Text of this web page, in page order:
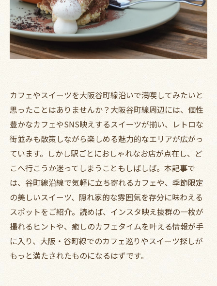
カフェやスイーツを大阪谷町線沿いで満喫してみたいと
思ったことはありませんか？大阪谷町線周辺には、個性
豊かなカフェやSNS映えするスイーツが揃い、レトロな
街並みも散策しながら楽しめる魅力的なエリアが広がっ
ています。しかし駅ごとにおしゃれなお店が点在し、ど
こへ行こうか迷ってしまうこともしばしば。本記事で
は、谷町線沿線で気軽に立ち寄れるカフェや、季節限定
の美しいスイーツ、隠れ家的な雰囲気を存分に味わえる
スポットをご紹介。読めば、インスタ映え抜群の一枚が
撮れるヒントや、癒しのカフェタイムを叶える情報が手
に入り、大阪・谷町線でのカフェ巡りやスイーツ探しが
もっと満たされたものになるはずです。